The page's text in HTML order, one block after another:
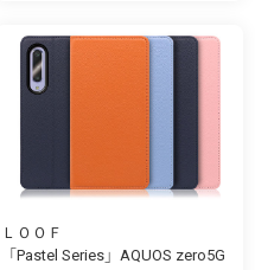
ＬＯＯＦ
「Pastel Series」AQUOS zero5G